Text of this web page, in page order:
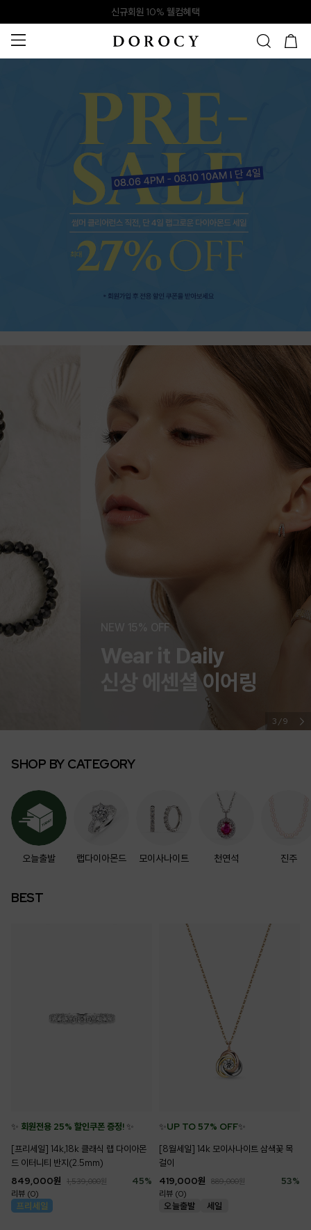
신규회원 10% 웰컴혜택
NEW 15% OFF
신상 에센셜 이어링
3/9
SHOP BY CATEGORY
오늘출발 랩다이아몬드 모이사나이트 천연석 진주
BEST
✨ 회원전용 25% 할인쿠폰 증정! ✨
[프리세일] 14k,18k 클래식 랩 다이아몬
드 이터니티 반지(2.5mm)
45%
849,000원 1,539,000원
리뷰 (0)
✨UP TO 57% OFF✨
[8월세일] 14k 모이사나이트 삼색꽃 목
걸이
53%
419,000원 889,000원
리뷰 (0)